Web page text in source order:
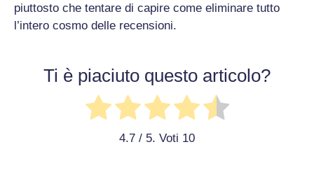
piuttosto che tentare di capire come eliminare tutto
l’intero cosmo delle recensioni.
Ti è piaciuto questo articolo?
4.7 / 5. Voti 10